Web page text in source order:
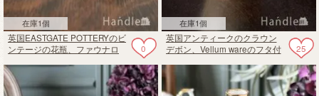
在庫1個
0
英国EASTGATE POTTERYのビ
ンテージの花瓶、ファウナロ
ース
在庫1個
25
英国アンティークのクラウン
デボン、Vellum wareのフタ付